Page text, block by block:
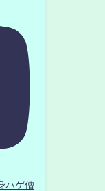
ハゲ僧